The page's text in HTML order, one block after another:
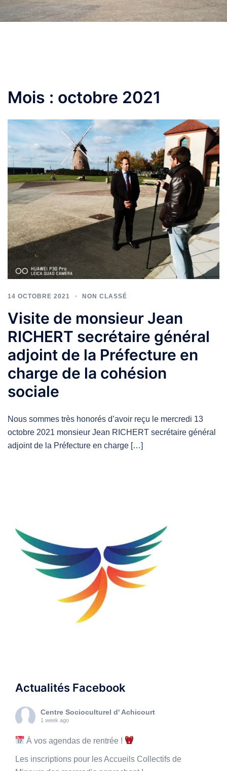
Mois : octobre 2021
14 OCTOBRE 2021 NON CLASSÉ
Visite de monsieur Jean
RICHERT secrétaire général
adjoint de la Préfecture en
charge de la cohésion
sociale
Nous sommes très honorés d’avoir reçu le mercredi 13
octobre 2021 monsieur Jean RICHERT secrétaire général
adjoint de la Préfecture en charge […]
Actualités Facebook
Centre Socioculturel d' Achicourt
1 week ago
À vos agendas de rentrée !
Les inscriptions pour les Accueils Collectifs de